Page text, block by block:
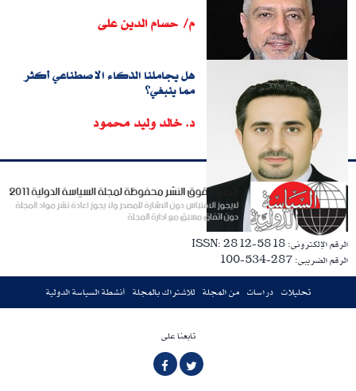
م/ حسام الدين على
هل يجاملنا الذكاء الاصطناعي أكثر
مما ينبغي؟
د. خالد وليد محمود
الرقم الإلكترونى: ISSN: 2812-5818
الرقم الضريبى: 287-534-100
تحليلات دراسات من المجلة للاشتراك بالمجلة أنشطة السياسة الدولية
تابعنا على